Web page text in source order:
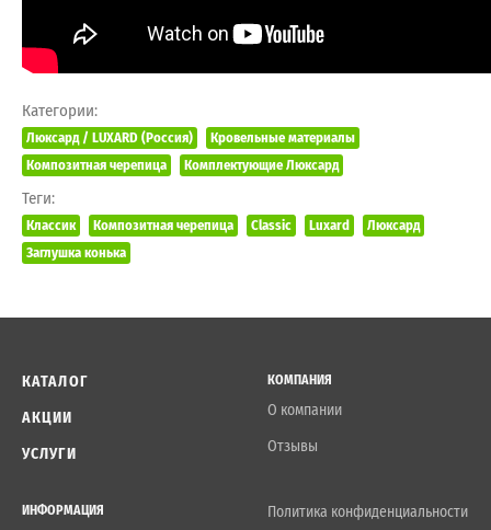
Категории:
Люксард / LUXARD (Россия)
Кровельные материалы
Композитная черепица
Комплектующие Люксард
Теги:
Классик Композитная черепица Classic Luxard
Люксард
Заглушка конька
КАТАЛОГ
АКЦИИ
УСЛУГИ
КОМПАНИЯ
О компании
Отзывы
ИНФОРМАЦИЯ
Политика конфиденциальности